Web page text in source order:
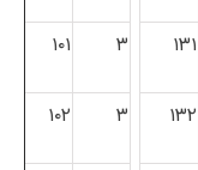
۱۳۱ ۳ ۱۰۱
۱۳۲ ۳ ۱۰۲